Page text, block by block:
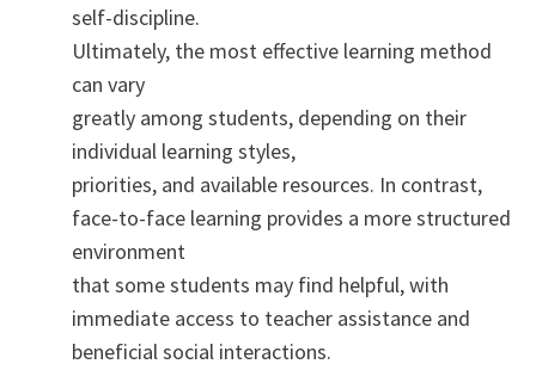
self-discipline.
Ultimately, the most effective learning method
can vary
greatly among students, depending on their
individual learning styles,
priorities, and available resources. In contrast,
face-to-face learning provides a more structured
environment
that some students may find helpful, with
immediate access to teacher assistance and
beneficial social interactions.